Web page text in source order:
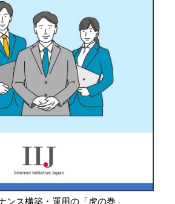
ンス構築・運用の「虎の巻」